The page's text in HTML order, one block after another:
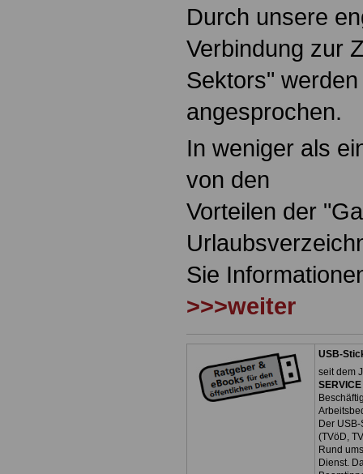
Durch unsere
Verbindung zur
Sektors"
angesprochen.
In weniger als
von den
Vorteilen der
Sie
>>>weiter
USB-
seit dem
Der
(TVöD,
Rund
Dienst.